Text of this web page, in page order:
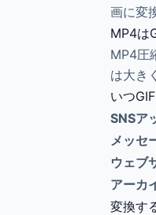
画に変
MP4は
MP4圧
は大き
いつ
SNSア
メッセ
ウェブ
アーカ
変換す